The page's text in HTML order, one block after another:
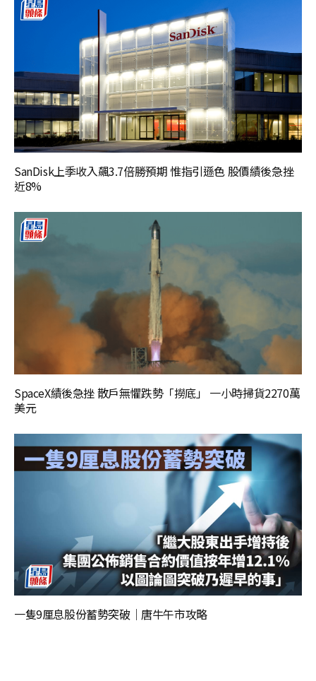
SanDisk上季收入飆3.7倍勝預期 惟指引遜色 股價績後急挫
近8%
SpaceX績後急挫 散戶無懼跌勢「撈底」 一小時掃貨2270萬
美元
一隻9厘息股份蓄勢突破｜唐牛午市攻略